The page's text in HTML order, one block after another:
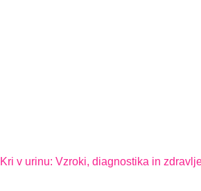
Kri v urinu: Vzroki, diagnostika in